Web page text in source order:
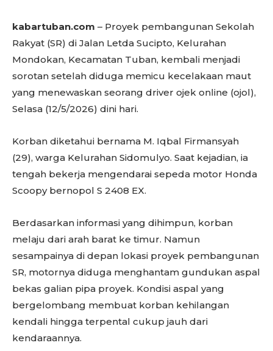
kabartuban.com – Proyek pembangunan Sekolah
Rakyat (SR) di Jalan Letda Sucipto, Kelurahan
Mondokan, Kecamatan Tuban, kembali menjadi
sorotan setelah diduga memicu kecelakaan maut
yang menewaskan seorang driver ojek online (ojol),
Selasa (12/5/2026) dini hari.
Korban diketahui bernama M. Iqbal Firmansyah
(29), warga Kelurahan Sidomulyo. Saat kejadian, ia
tengah bekerja mengendarai sepeda motor Honda
Scoopy bernopol S 2408 EX.
Berdasarkan informasi yang dihimpun, korban
melaju dari arah barat ke timur. Namun
sesampainya di depan lokasi proyek pembangunan
SR, motornya diduga menghantam gundukan aspal
bekas galian pipa proyek. Kondisi aspal yang
bergelombang membuat korban kehilangan
kendali hingga terpental cukup jauh dari
kendaraannya.